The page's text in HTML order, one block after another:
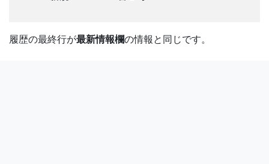
履歴の最終行が最新情報欄の情報と同じです。